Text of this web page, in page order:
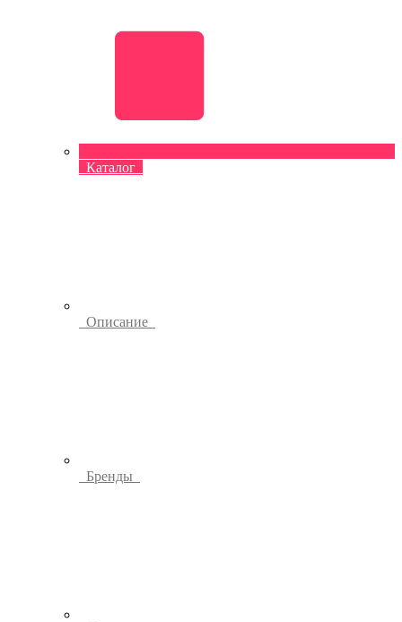
Каталог
Описание
Бренды